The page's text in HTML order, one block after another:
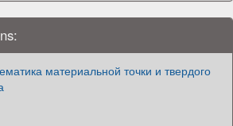
материальной точки и твердого